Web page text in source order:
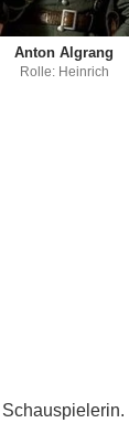
Anton Algrang
Rolle: Heinrich